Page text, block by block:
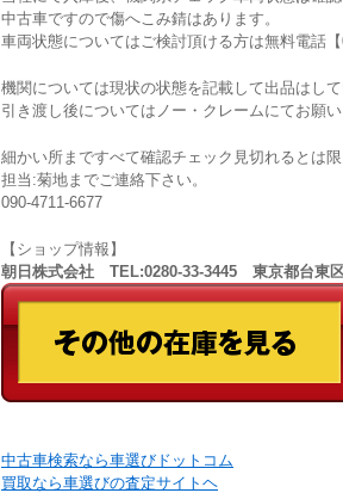
中古車ですので傷へこみ錆はあります。
車両状態についてはご検討頂ける方は無料電話
機関については現状の状態を記載して出品はして
引き渡し後についてはノー・クレームにてお願い
細かい所まですべて確認チェック見切れるとは
担当:菊地までご連絡下さい。
090-4711-6677
【ショップ情報】
朝日株式会社 TEL:0280-33-3445 東京都台東
中古車検索なら車選びドットコム
買取なら車選びの査定サイトヘ